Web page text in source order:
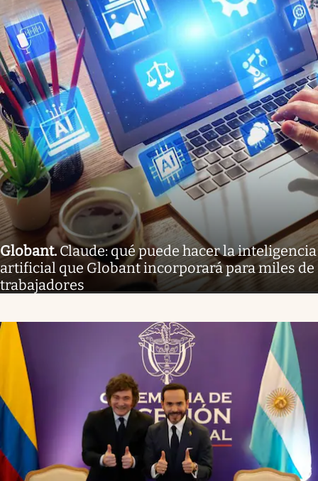
Globant.Claude: qué puede hacer la inteligencia
artificial que Globant incorporará para miles de
trabajadores